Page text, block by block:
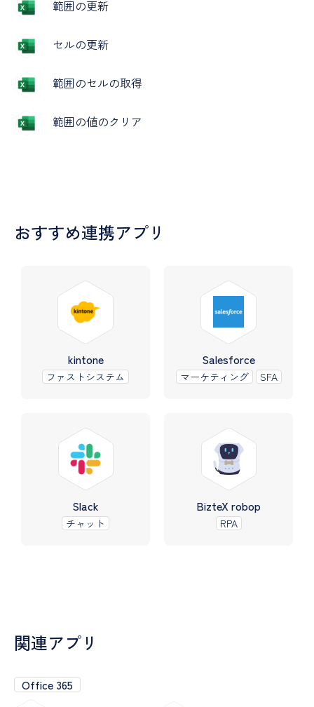
範囲の更新
セルの更新
範囲のセルの取得
範囲の値のクリア
おすすめ連携アプリ
kintone
ファストシステム
Salesforce
マーケティング SFA
Slack
チャット
BizteX robop
RPA
関連アプリ
Office 365